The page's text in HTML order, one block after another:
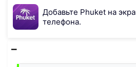
Добавьте Phuket на
телефона.